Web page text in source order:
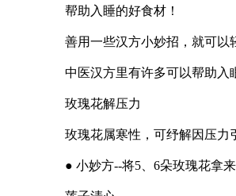
帮助入睡的好食材！
善用一些汉方小妙招，就可以
中医汉方里有许多可以帮助入
玫瑰花解压力
玫瑰花属寒性，可纾解因压力
● 小妙方--将5、6朵玫瑰花拿